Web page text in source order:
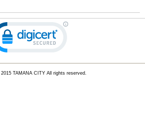
TAMANA CITY All rights reserved.